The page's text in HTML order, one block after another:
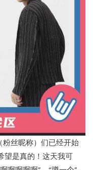
丝昵称）们已经开始
望是真的！这天我可